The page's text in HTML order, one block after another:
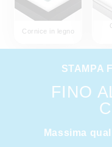
Cornice in legno
STAMPA
FINO
Massima